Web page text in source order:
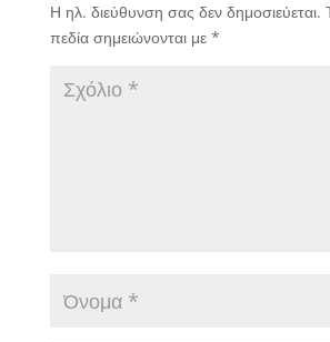
Η ηλ. διεύθυνση σας δεν δημοσιεύεται.
πεδία σημειώνονται με *